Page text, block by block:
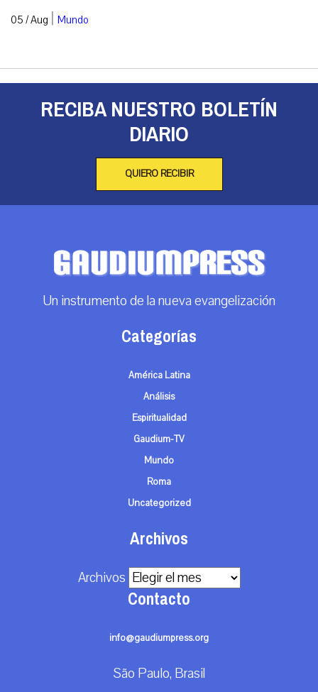
05 / Aug | Mundo
RECIBA NUESTRO BOLETÍN
DIARIO
QUIERO RECIBIR
Un instrumento de la nueva evangelización
Categorías
América Latina
Análisis
Espiritualidad
Gaudium-TV
Mundo
Roma
Uncategorized
Archivos
Archivos
Contacto
info@gaudiumpress.org
São Paulo, Brasil